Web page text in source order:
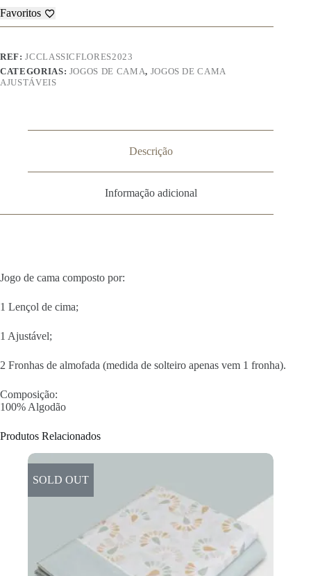
Cama
–
Classic
2023
Favoritos
REF:JCCLASSICFLORES2023
CATEGORIAS: JOGOS DE CAMA, JOGOS DE CAMA
AJUSTÁVEIS
Descrição
Informação adicional
Jogo de cama composto por:
1 Lençol de cima;
1 Ajustável;
2 Fronhas de almofada (medida de solteiro apenas vem 1 fronha).
Composição:
100% Algodão
Produtos Relacionados
SOLD OUT